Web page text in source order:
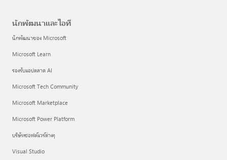
นักพัฒนาและไอที
นักพัฒนาของ Microsoft
Microsoft Learn
รองรับแอปตลาด AI
Microsoft Tech Community
Microsoft Marketplace
Microsoft Power Platform
บริษัทซอฟต์แวร์ต่างๆ
Visual Studio